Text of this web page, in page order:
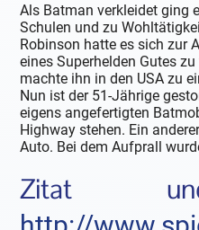
Als Batman verkleidet ging
Schulen und zu
Robinson hatte es sich zur
eines Superhelden Gutes
machte ihn in den USA zu
Nun ist der 51-Jährige
eigens angefertigten
Highway stehen. Ein
Auto. Bei dem Aufprall
Zitat